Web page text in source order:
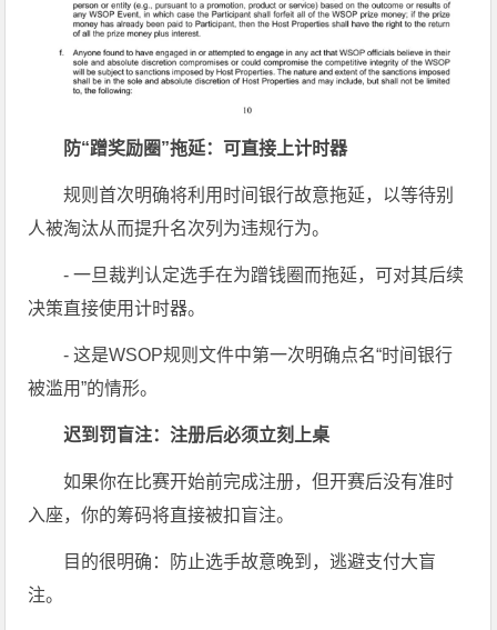
防“蹭奖励圈”拖延：可直接上计时器
规则首次明确将利用时间银行故意拖延，以等待别
人被淘汰从而提升名次列为违规行为。
- 一旦裁判认定选手在为蹭钱圈而拖延，可对其后续
决策直接使用计时器。
- 这是WSOP规则文件中第一次明确点名“时间银行
被滥用”的情形。
迟到罚盲注：注册后必须立刻上桌
如果你在比赛开始前完成注册，但开赛后没有准时
入座，你的筹码将直接被扣盲注。
目的很明确：防止选手故意晚到，逃避支付大盲
注。